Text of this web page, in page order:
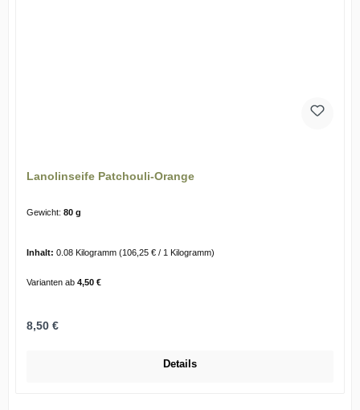
Lanolinseife Patchouli-Orange
Gewicht: 80 g
Inhalt: 0.08 Kilogramm (106,25 € / 1 Kilogramm)
Varianten ab4,50 €
Regulärer Preis:
8,50 €
Details